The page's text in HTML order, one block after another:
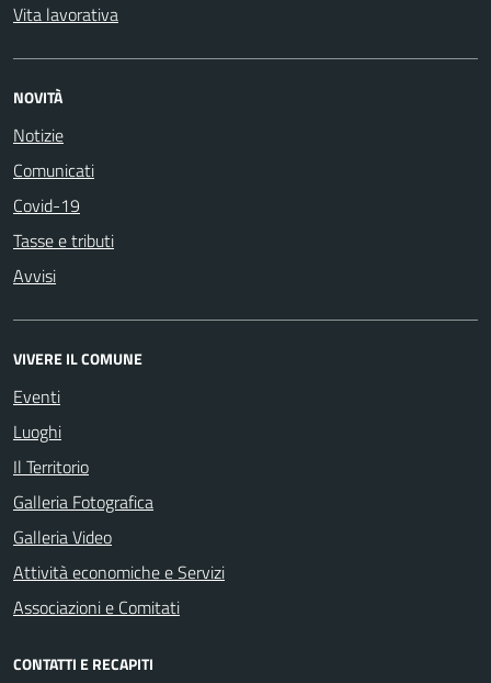
Vita lavorativa
NOVITÀ
Notizie
Comunicati
Covid-19
Tasse e tributi
Avvisi
VIVERE IL COMUNE
Eventi
Luoghi
Il Territorio
Galleria Fotografica
Galleria Video
Attività economiche e Servizi
Associazioni e Comitati
CONTATTI E RECAPITI